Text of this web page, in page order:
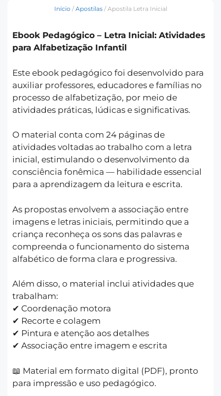
Início / Apostilas/ Apostila Letra Inicial
Ebook Pedagógico – Letra Inicial: Atividades
para Alfabetização Infantil
Este ebook pedagógico foi desenvolvido para
auxiliar professores, educadores e famílias no
processo de alfabetização, por meio de
atividades práticas, lúdicas e significativas.
O material conta com 24 páginas de
atividades voltadas ao trabalho com a letra
inicial, estimulando o desenvolvimento da
consciência fonêmica — habilidade essencial
para a aprendizagem da leitura e escrita.
As propostas envolvem a associação entre
imagens e letras iniciais, permitindo que a
criança reconheça os sons das palavras e
compreenda o funcionamento do sistema
alfabético de forma clara e progressiva.
Além disso, o material inclui atividades que
trabalham:
✔ Coordenação motora
✔ Recorte e colagem
✔ Pintura e atenção aos detalhes
✔ Associação entre imagem e escrita
📖 Material em formato digital (PDF), pronto
para impressão e uso pedagógico.